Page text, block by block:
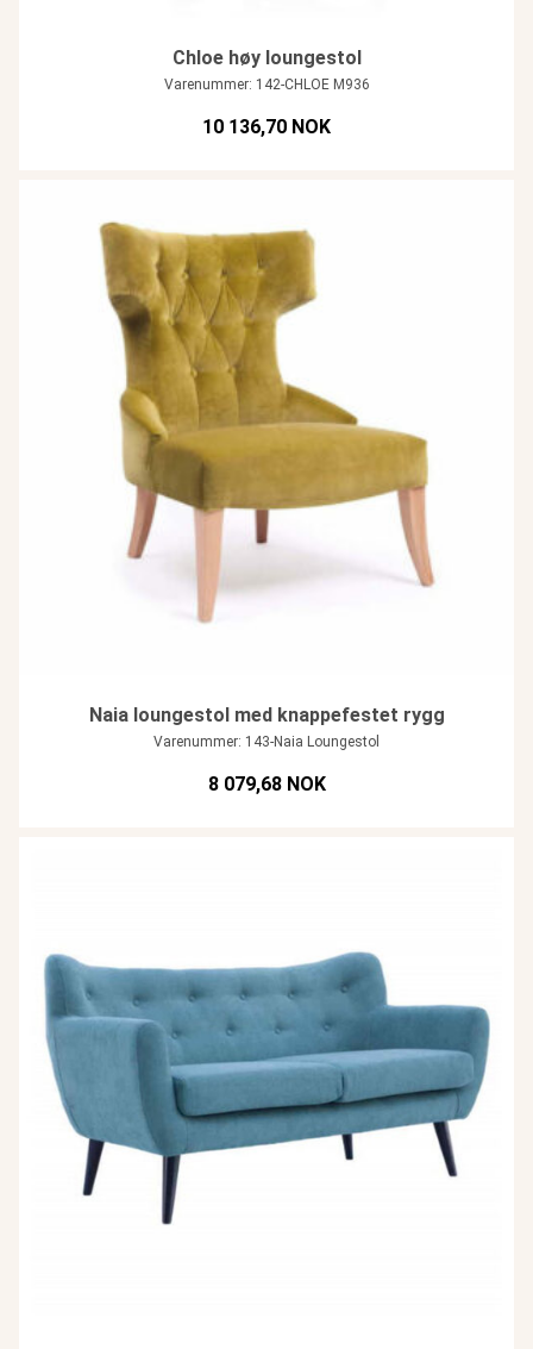
Chloe høy loungestol
Varenummer: 142-CHLOE M936
10 136,70 NOK
Naia loungestol med knappefestet rygg
Varenummer: 143-Naia Loungestol
8 079,68 NOK